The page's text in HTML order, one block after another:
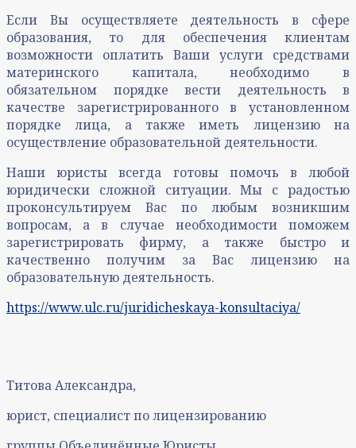
Если Вы осуществляете деятельность в сфере
образования, то для обеспечения клиентам
возможности оплатить Ваши услуги средствами
материнского капитала, необходимо в
обязательном порядке вести деятельность в
качестве зарегистрированного в установленном
порядке лица, а также иметь лицензию на
осуществление образовательной деятельности.
Наши юристы всегда готовы помочь в любой
юридически сложной ситуации. Мы с радостью
проконсультируем Вас по любым возникшим
вопросам, а в случае необходимости поможем
зарегистрировать фирму, а также быстро и
качественно получим за Вас лицензию на
образовательную деятельность.
https://www.ulc.ru/juridicheskaya-konsultaciya/
Титова Александра,
юрист, специалист по лицензированию